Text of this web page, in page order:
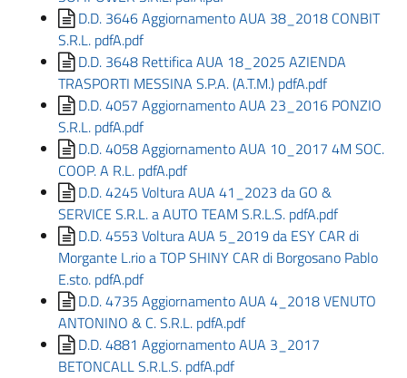
D.D. 3646 Aggiornamento AUA 38_2018 CONBIT
S.R.L. pdfA.pdf
D.D. 3648 Rettifica AUA 18_2025 AZIENDA
TRASPORTI MESSINA S.P.A. (A.T.M.) pdfA.pdf
D.D. 4057 Aggiornamento AUA 23_2016 PONZIO
S.R.L. pdfA.pdf
D.D. 4058 Aggiornamento AUA 10_2017 4M SOC.
COOP. A R.L. pdfA.pdf
D.D. 4245 Voltura AUA 41_2023 da GO &
SERVICE S.R.L. a AUTO TEAM S.R.L.S. pdfA.pdf
D.D. 4553 Voltura AUA 5_2019 da ESY CAR di
Morgante L.rio a TOP SHINY CAR di Borgosano Pablo
E.sto. pdfA.pdf
D.D. 4735 Aggiornamento AUA 4_2018 VENUTO
ANTONINO & C. S.R.L. pdfA.pdf
D.D. 4881 Aggiornamento AUA 3_2017
BETONCALL S.R.L.S. pdfA.pdf